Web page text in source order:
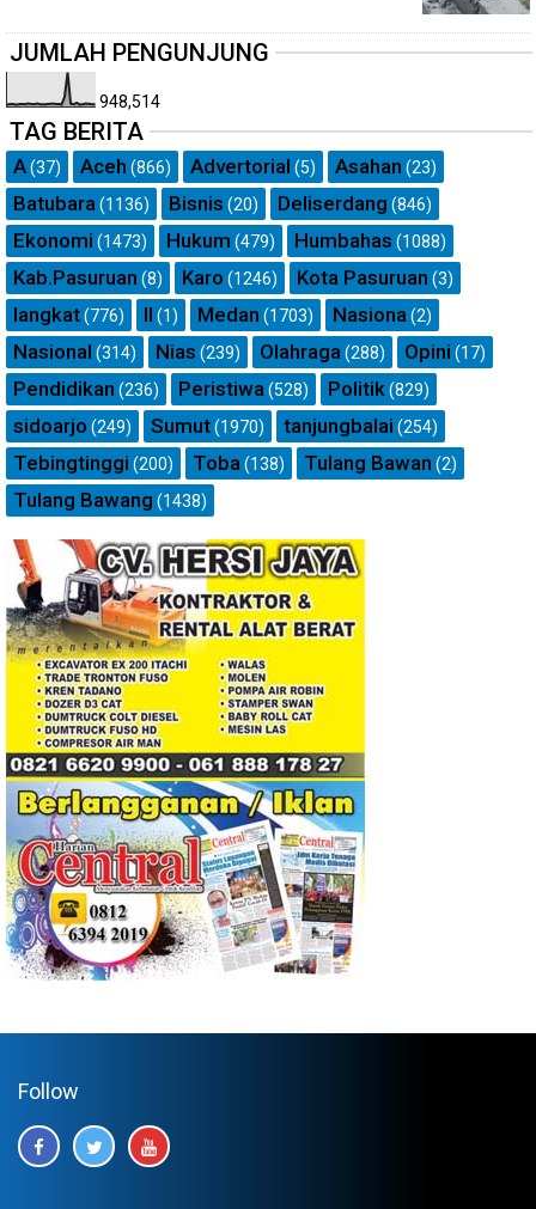
JUMLAH PENGUNJUNG
948,514
TAG BERITA
A(37) Aceh (866) Advertorial (5) Asahan (23)
Batubara(1136) Bisnis (20) Deliserdang (846)
Ekonomi (1473) Hukum (479) Humbahas (1088)
Kab.Pasuruan (8) Karo (1246) Kota Pasuruan (3)
langkat(776) ll (1) Medan (1703) Nasiona(2)
Nasional (314) Nias (239) Olahraga(288) Opini (17)
Pendidikan (236) Peristiwa(528) Politik(829)
sidoarjo (249) Sumut(1970) tanjungbalai (254)
Tebingtinggi (200) Toba(138) Tulang Bawan (2)
Tulang Bawang (1438)
Follow